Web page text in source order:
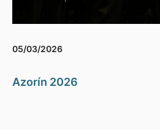
05/03/2026
Azorín 2026